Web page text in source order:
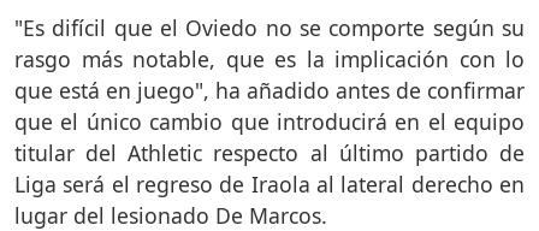
"Es difícil que el Oviedo no se comporte según su
rasgo más notable, que es la implicación con lo
que está en juego", ha añadido antes de confirmar
que el único cambio que introducirá en el equipo
titular del Athletic respecto al último partido de
Liga será el regreso de Iraola al lateral derecho en
lugar del lesionado De Marcos.